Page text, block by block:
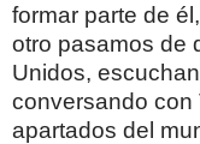
formar parte de
otro pasamos de
Unidos,
conversando con
apartados del